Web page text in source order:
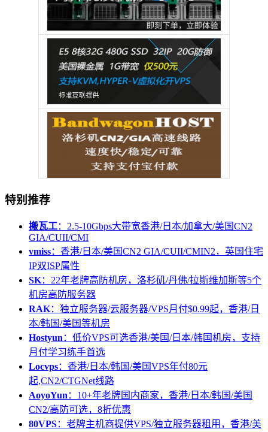
特别推荐
搬瓦工：2.5-10Gbps大带宽香港/日本/加拿大/美国CN2
GIA/CUII/CMI
vmiss：香港/日本/美国CN2 GIA/CUII/CMIN2，英国住宅
IP双ISP属性
SK：22年老牌高防机房，洛杉矶/丹佛/拉斯维加斯等5个
机房高防服务器
RAK：独立服务器/云服务器/VPS月付$0.99起，香港/日
本/韩国/美国等机房
Hostyun ：低价VPS可选香港/美国/日本/韩国机房，支持
月付学习练手首选
Locvps：香港/日本/韩国/美国VPS年付80元
起,CN2/CTGNet线路
AoyoYun ：10+年老牌国内商家，香港/日本/韩国/美国
CN2/高防可选，8折优惠
80VPS：老牌主机商提供VPS/独立服务器租用，香港/美